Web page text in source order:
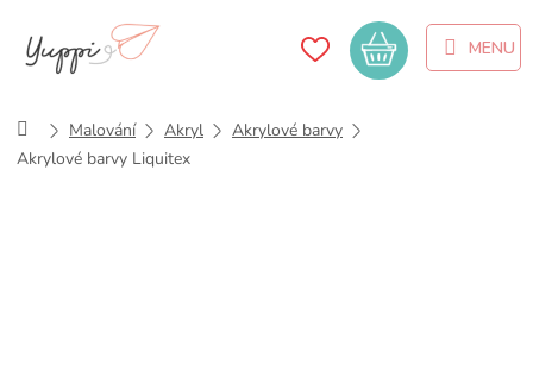
obsah
Nákupní
košík
DomůMalování Akryl
Akrylové barvy
Akrylové barvy Liquitex